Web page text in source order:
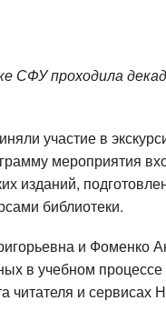
СФУ проходила
участие в
мероприятия
изданий,
библиотеки.
и Фоменко
в учебном
читателя и сервисах